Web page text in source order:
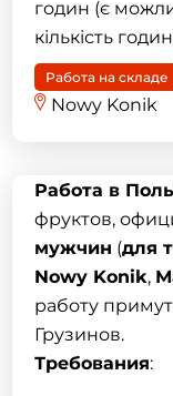
годин (є
кількість
Работа на складе
Nowy Konik
Работа в
фруктов,
мужчин (для
Nowy Konik,
работу
Грузинов.
Требования: